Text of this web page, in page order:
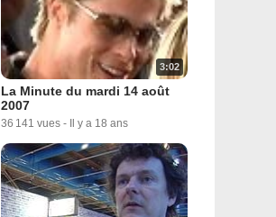
Soyez sympas, rembobinez
Extrait vidéo (6) VF
1 203 vues Il y a 18 ans
3:02
La Minute du mardi 14 août
2007
36 141 vues - Il y a 18 ans